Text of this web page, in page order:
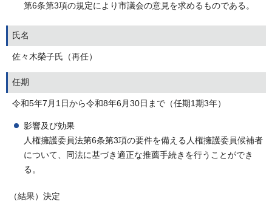
第6条第3項の規定により市議会の意見を求めるものである。
氏名
佐々木榮子氏（再任）
任期
令和5年7月1日から令和8年6月30日まで（任期1期3年）
影響及び効果
人権擁護委員法第6条第3項の要件を備える人権擁護委員候補者
について、同法に基づき適正な推薦手続きを行うことができ
る。
（結果）決定